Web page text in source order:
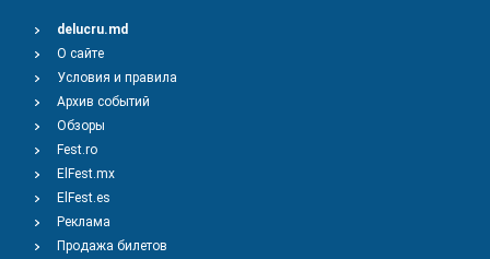
delucru.md
О сайте
Условия и правила
Архив событий
Обзоры
Fest.ro
ElFest.mx
ElFest.es
Реклама
Продажа билетов